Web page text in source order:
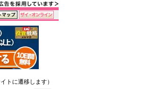
トに遷移します）